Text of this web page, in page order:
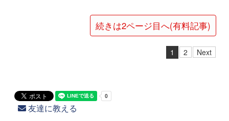
続きは2ページ目へ(有料記事)
1 2 Next
友達に教える